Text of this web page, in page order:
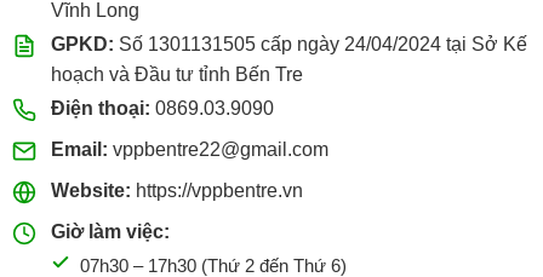
Vĩnh Long
GPKD: Số 1301131505 cấp ngày 24/04/2024 tại Sở Kế
hoạch và Đầu tư tỉnh Bến Tre
Điện thoại: 0869.03.9090
Email: vppbentre22@gmail.com
Website: https://vppbentre.vn
Giờ làm việc:
07h30 – 17h30 (Thứ 2 đến Thứ 6)